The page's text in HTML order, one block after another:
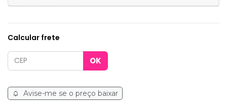
Calcular frete
Avise-me se o preço baixar